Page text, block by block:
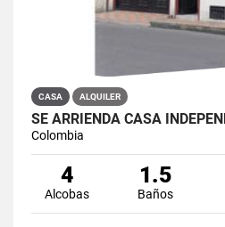
CASA ALQUILER
Colombia
4
Alcobas
1.5
Baños